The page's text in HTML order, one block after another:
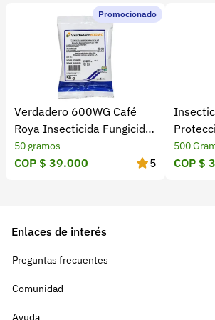
Promocionado
Verdadero 600WG Café
Roya Insecticida Fungicida
ICA
50 gramos
COP $ 39.000 5
500
COP $
Enlaces de interés
Preguntas frecuentes
Comunidad
Ayuda